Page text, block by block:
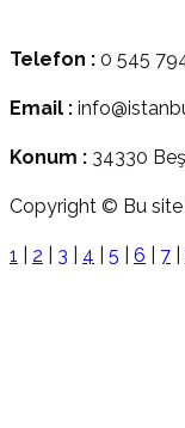
Telefon : 0 545
Email :
Konum : 34330
Copyright © Bu site
1 2 3 4 5 6 7